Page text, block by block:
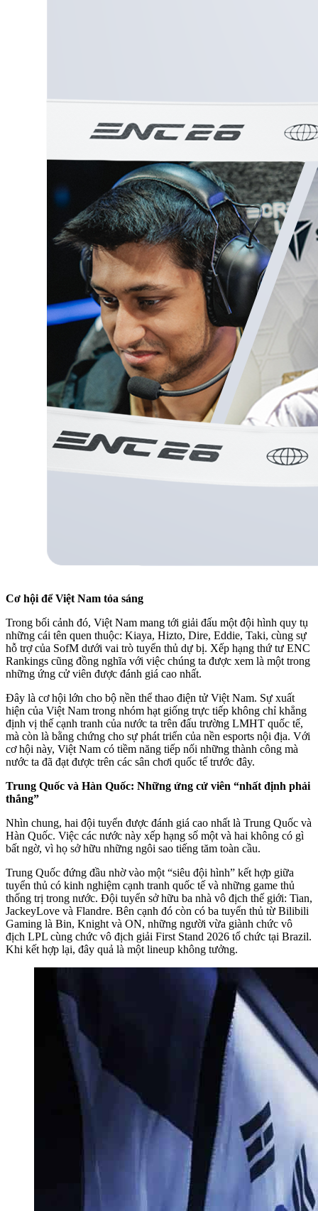
Cơ hội để Việt Nam tỏa sáng
Trong bối cảnh đó, Việt Nam mang tới giải đấu một đội hình quy tụ
những cái tên quen thuộc: Kiaya, Hizto, Dire, Eddie, Taki, cùng sự
hỗ trợ của SofM dưới vai trò tuyển thủ dự bị. Xếp hạng thứ tư ENC
Rankings cũng đồng nghĩa với việc chúng ta được xem là một trong
những ứng cử viên được đánh giá cao nhất.
Đây là cơ hội lớn cho bộ nền thể thao điện tử Việt Nam. Sự xuất
hiện của Việt Nam trong nhóm hạt giống trực tiếp không chỉ khẳng
định vị thế cạnh tranh của nước ta trên đấu trường LMHT quốc tế,
mà còn là bằng chứng cho sự phát triển của nền esports nội địa. Với
cơ hội này, Việt Nam có tiềm năng tiếp nối những thành công mà
nước ta đã đạt được trên các sân chơi quốc tế trước đây.
Trung Quốc và Hàn Quốc: Những ứng cử viên “nhất định phải
thắng”
Nhìn chung, hai đội tuyển được đánh giá cao nhất là Trung Quốc và
Hàn Quốc. Việc các nước này xếp hạng số một và hai không có gì
bất ngờ, vì họ sở hữu những ngôi sao tiếng tăm toàn cầu.
Trung Quốc đứng đầu nhờ vào một “siêu đội hình” kết hợp giữa
tuyển thủ có kinh nghiệm cạnh tranh quốc tế và những game thủ
thống trị trong nước. Đội tuyển sở hữu ba nhà vô địch thế giới: Tian,
JackeyLove và Flandre. Bên cạnh đó còn có ba tuyển thủ từ Bilibili
Gaming là Bin, Knight và ON, những người vừa giành chức vô
địch LPL cùng chức vô địch giải First Stand 2026 tổ chức tại Brazil.
Khi kết hợp lại, đây quả là một lineup không tưởng.